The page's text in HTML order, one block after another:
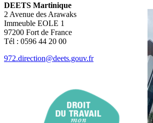
DEETS Martinique
2 Avenue des Arawaks
Immeuble EOLE 1
97200 Fort de France
Tél : 0596 44 20 00
972.direction@deets.gouv.fr